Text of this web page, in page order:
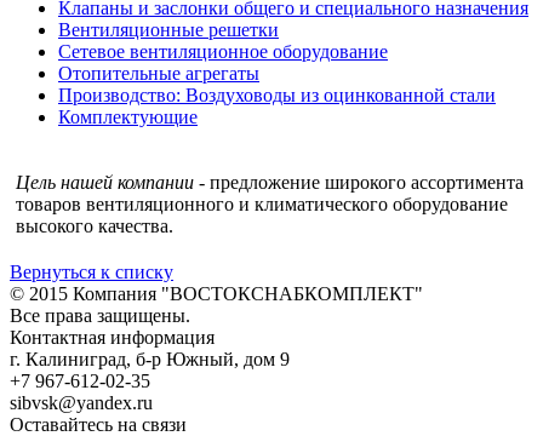
Клапаны и заслонки общего и специального назначения
Вентиляционные решетки
Сетевое вентиляционное оборудование
Отопительные агрегаты
Производство: Воздуховоды из оцинкованной стали
Комплектующие
Цель нашей компании - предложение широкого ассортимента
товаров вентиляционного и климатического оборудование
высокого качества.
Вернуться к списку
© 2015 Компания "ВОСТОКСНАБКОМПЛЕКТ"
Все права защищены.
Контактная информация
г. Калиниград, б-р Южный, дом 9
+7 967-612-02-35
sibvsk@yandex.ru
Оставайтесь на связи